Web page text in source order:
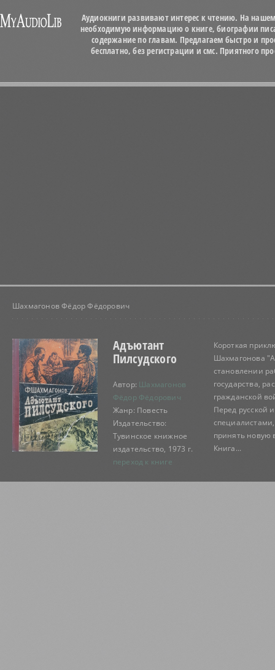
Аудиокниги развивают интерес к чтению. На
необходимую информацию о книге, биографии
содержание по главам. Предлагаем быстро и
бесплатно, без регистрации и смс. Приятного
Шахмагонов Фёдор Фёдорович
Адъютант
Пилсудского
Автор: Шахмагонов
Фёдор Фёдорович
Жанр: Повесть
Издательство:
Тувинское книжное
издательство, 1973 г.
переход к книге
Короткая
Шахмагонова
становлении
государства,
гражданской
Перед русской
принять новую
Книга...